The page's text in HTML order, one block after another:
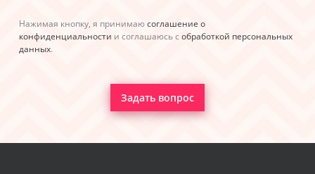
Нажимая кнопку, я принимаюсоглашение о
конфиденциальности и соглашаюсь с обработкой персональных
данных.
Задать вопрос